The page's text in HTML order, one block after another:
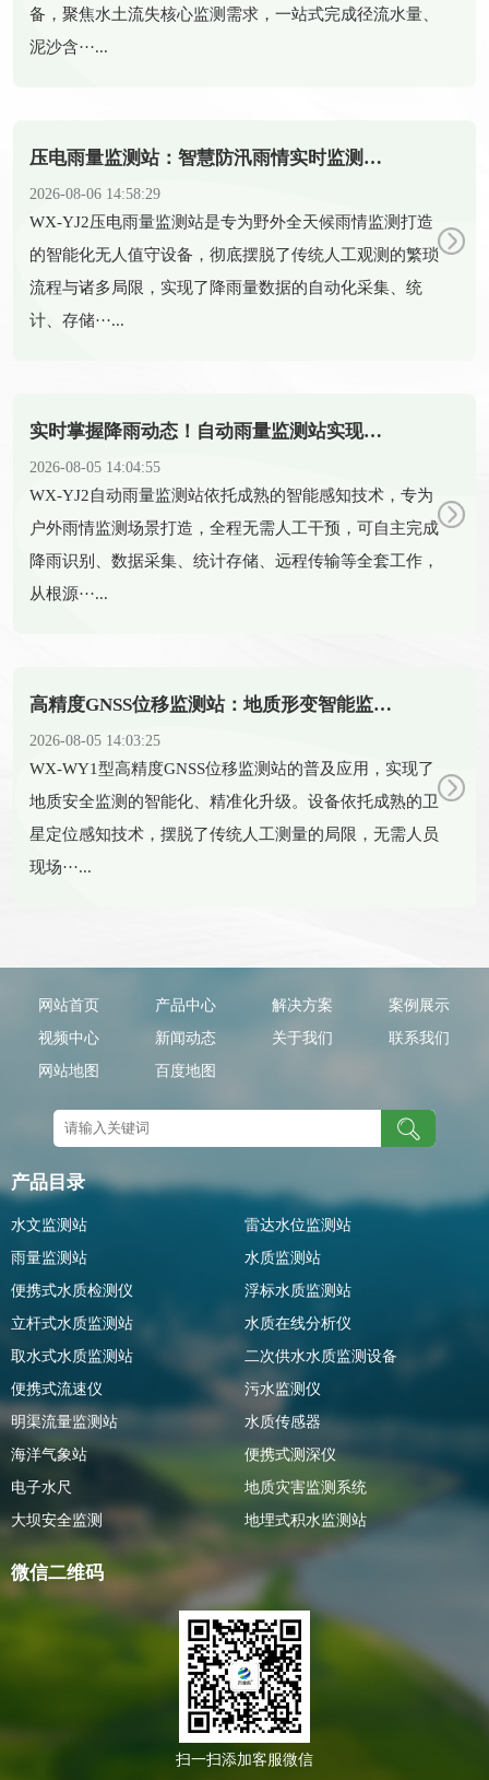
备，聚焦水土流失核心监测需求，一站式完成径流水量、
泥沙含···...
压电雨量监测站：智慧防汛雨情实时监测智能设备
2026-08-06 14:58:29
​WX-YJ2压电雨量监测站是专为野外全天候雨情监测打造
的智能化无人值守设备，彻底摆脱了传统人工观测的繁琐
流程与诸多局限，实现了降雨量数据的自动化采集、统
计、存储···...
实时掌握降雨动态！自动雨量监测站实现雨量精准监测
2026-08-05 14:04:55
​WX-YJ2自动雨量监测站依托成熟的智能感知技术，专为
户外雨情监测场景打造，全程无需人工干预，可自主完成
降雨识别、数据采集、统计存储、远程传输等全套工作，
从根源···...
高精度GNSS位移监测站：地质形变智能监测守护全域安全
2026-08-05 14:03:25
​WX-WY1型高精度GNSS位移监测站的普及应用，实现了
地质安全监测的智能化、精准化升级。设备依托成熟的卫
星定位感知技术，摆脱了传统人工测量的局限，无需人员
现场···...
网站首页 产品中心 解决方案
案例展示
视频中心
新闻动态 关于我们
联系我们
网站地图
百度地图
产品目录
水文监测站
雷达水位监测站
雨量监测站
水质监测站
便携式水质检测仪
浮标水质监测站
立杆式水质监测站
水质在线分析仪
取水式水质监测站
二次供水水质监测设备
便携式流速仪
污水监测仪
明渠流量监测站
水质传感器
海洋气象站
便携式测深仪
电子水尺
地质灾害监测系统
大坝安全监测
地埋式积水监测站
微信二维码
扫一扫添加客服微信